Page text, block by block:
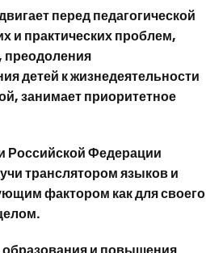
перед педагогической
и практических проблем,
преодоления
детей к жизнедеятельности
занимает приоритетное
Российской Федерации
транслятором языков и
фактором как для своего